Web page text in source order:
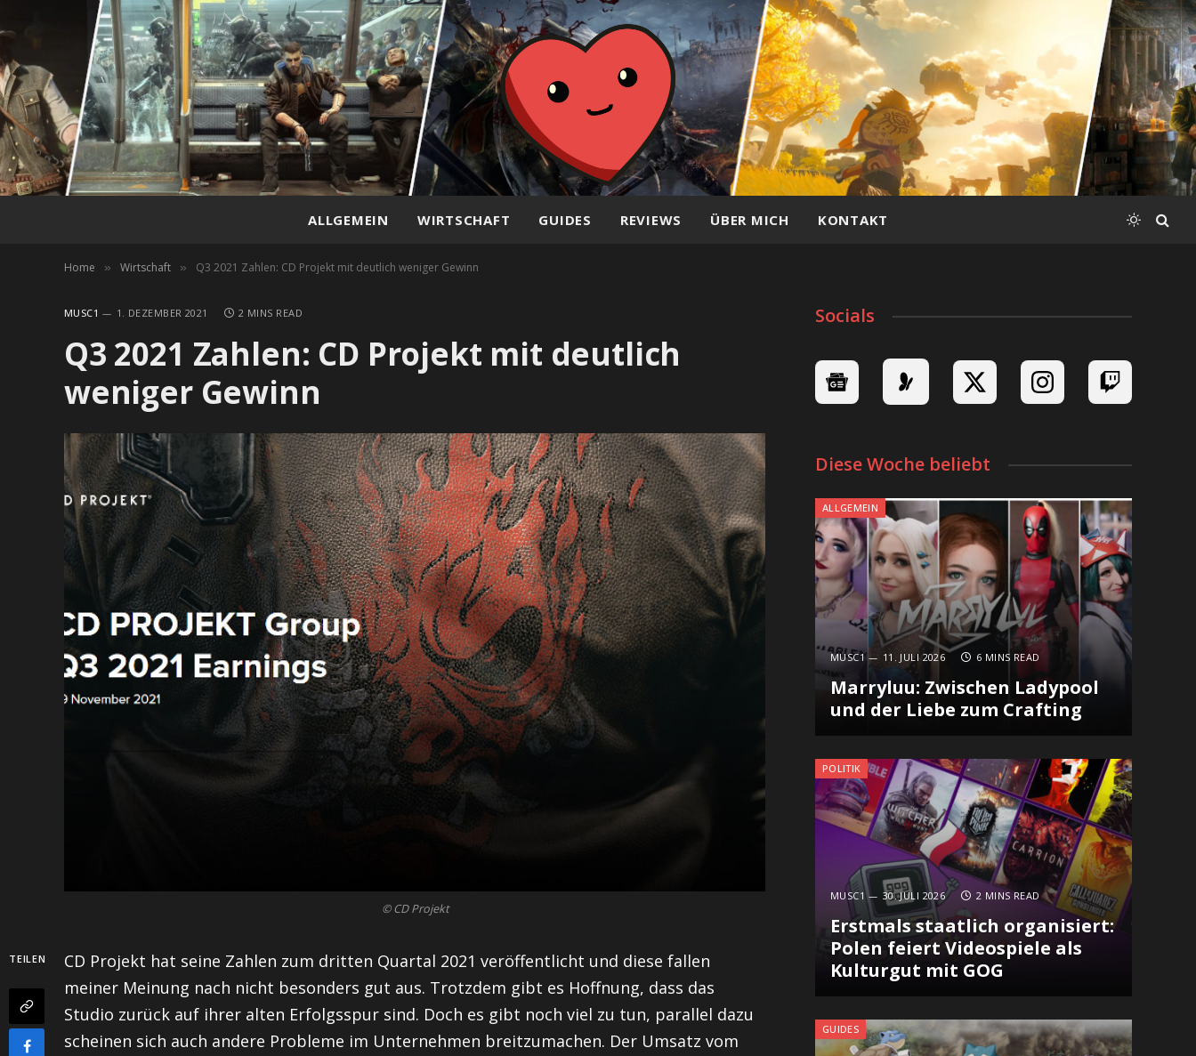
ALLGEMEIN WIRTSCHAFT GUIDES REVIEWS ÜBER MICH KONTAKT
Home » Wirtschaft » Q3 2021 Zahlen: CD Projekt mit deutlich weniger Gewinn
MUSC1 1. DEZEMBER 2021 2 MINS READ
Q3 2021 Zahlen: CD Projekt mit deutlich
weniger Gewinn
© CD Projekt
TEILEN
CD Projekt hat seine Zahlen zum dritten Quartal 2021 veröffentlicht und diese fallen
meiner Meinung nach nicht besonders gut aus. Trotzdem gibt es Hoffnung, dass das
Studio zurück auf ihrer alten Erfolgsspur sind. Doch es gibt noch viel zu tun, parallel dazu
scheinen sich auch andere Probleme im Unternehmen breitzumachen. Der Umsatz vom
Socials
Diese Woche beliebt
ALLGEMEIN
MUSC1 11. JULI 2026 6 MINS READ
Marryluu: Zwischen Ladypool
und der Liebe zum Crafting
POLITIK
MUSC1 30. JULI 2026 2 MINS READ
Erstmals staatlich organisiert:
Polen feiert Videospiele als
Kulturgut mit GOG
GUIDES